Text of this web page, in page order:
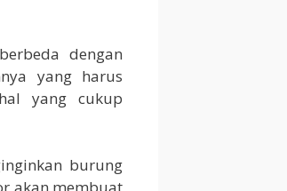
dengan
yang harus
yang cukup
burung